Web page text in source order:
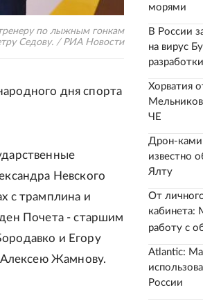
по лыжным гонкам
Седову. / РИА Новости
дня спорта
Невского
с трамплина и
Почета - старшим
и Егору
Алексею Жамнову.
морями
В России
на вирус
разработки
Хорватия
ЧЕ
Дрон-
известно
Ялту
От
кабинета:
работу с
Atlantic:
России